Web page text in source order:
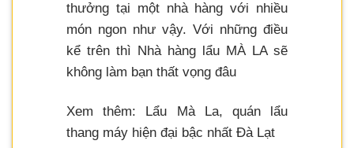
thưởng tại một nhà hàng với nhiều
món ngon như vậy. Với những điều
kể trên thì Nhà hàng lẩu MÀ LA sẽ
không làm bạn thất vọng đâu
Xem thêm: Lẩu Mà La, quán lẩu
thang máy hiện đại bậc nhất Đà Lạt